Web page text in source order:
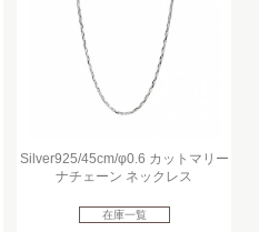
Silver925/45cm/φ0.6 カットマリー
ナチェーン ネックレス
在庫一覧